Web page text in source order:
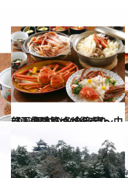
2023.1.7
【画像】いつか行きたい！ 日本の冬の絶景 ～中部・北陸篇～(全53点)
旅＆お出かけ